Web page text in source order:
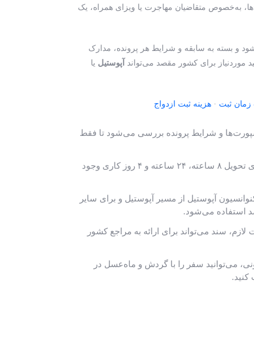
به‌خصوص متقاضیان مهاجرت یا ویزای همراه، یک
و بسته به سابقه و شرایط هر پرونده، مدارک
موردنیاز برای کشور مقصد می‌تواند آپوستیل یا
ثبت ·هزینه ثبت ازدواج
و شرایط پرونده بررسی می‌شود تا فقط
بسته به پکیج، گزینه‌های تحویل ۸ ساعته، ۲۴ ساعته و ۴ روز کاری وجود
آپوستیل از مسیر آپوستیل و برای سایر
استفاده می‌شود.
لازم، سند می‌تواند برای ارائه به مراجع کشور
می‌توانید سفر را با گردش و ماه‌عسل در